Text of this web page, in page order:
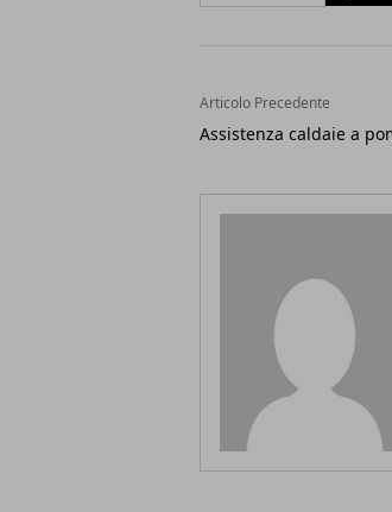
Articolo Precedente
Assistenza caldaie a